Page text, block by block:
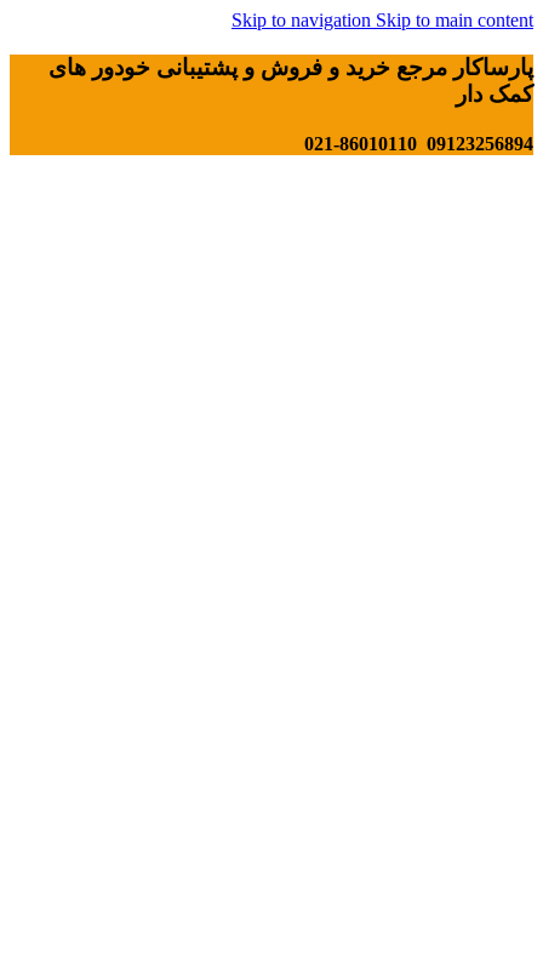
Skip to navigation Skip to main content
پارساکار مرجع خرید و فروش و پشتیبانی خودور های
کمک دار
09123256894 021-86010110